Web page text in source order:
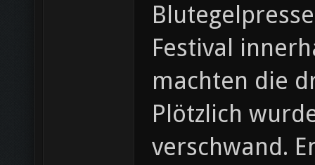
Festival
machten die
Plötzlich
verschwand.